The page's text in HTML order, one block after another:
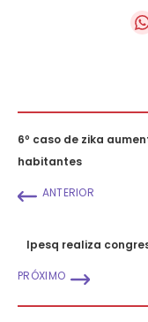
6º caso de zika
habitantes
ANTERIOR
Ipesq realiza
PRÓXIMO